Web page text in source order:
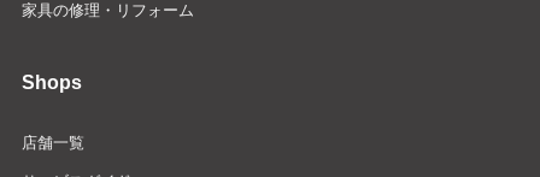
家具の修理・リフォーム
Shops
店舗一覧